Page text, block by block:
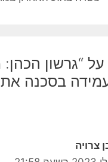
על “גרשון
בסכנה את
צרויה